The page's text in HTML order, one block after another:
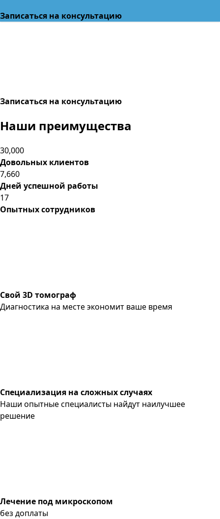
Записаться на консультацию
Записаться на консультацию
Наши преимущества
30,000
Довольных клиентов
7,660
Дней успешной работы
17
Опытных сотрудников
Свой 3D томограф
Диагностика на месте экономит ваше время
Специализация на сложных случаях
Наши опытные специалисты найдут наилучшее
решение
Лечение под микроскопом
без доплаты